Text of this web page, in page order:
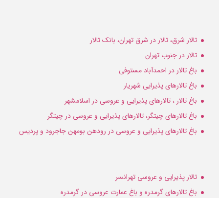
تالار شرق، تالار در شرق تهران، بانک تالار
تالار در جنوب تهران
باغ تالار در احمدآباد مستوفی
باغ تالارهای پذیرایی شهریار
باغ تالار ، تالارهای پذیرایی و عروسی در اسلامشهر
باغ تالارهای چیتگر، تالارهای پذیرایی و عروسی در چیتگر
باغ تالارهای پذیرایی و عروسی در رودهن بومهن جاجرود و پردیس
تالار پذیرایی و عروسی تهرانسر
باغ تالارهای گرمدره و باغ عمارت عروسی در گرمدره